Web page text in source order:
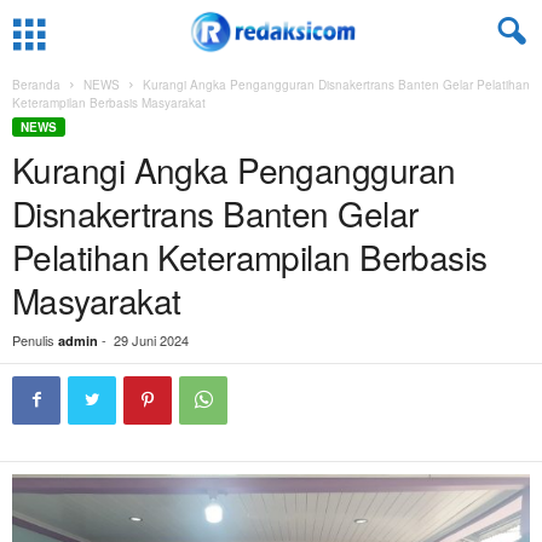
Beranda NEWS
Kurangi Angka Pengangguran Disnakertrans Banten Gelar Pelatihan
Keterampilan Berbasis Masyarakat
NEWS
Kurangi Angka Pengangguran
Disnakertrans Banten Gelar
Pelatihan Keterampilan Berbasis
Masyarakat
Penulis admin - 29 Juni 2024